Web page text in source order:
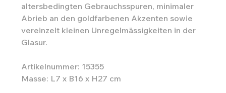
altersbedingten Gebrauchsspuren, minimaler
Abrieb an den goldfarbenen Akzenten sowie
vereinzelt kleinen Unregelmässigkeiten in der
Glasur.
Artikelnummer: 15355
Masse: L7 x B16 x H27 cm